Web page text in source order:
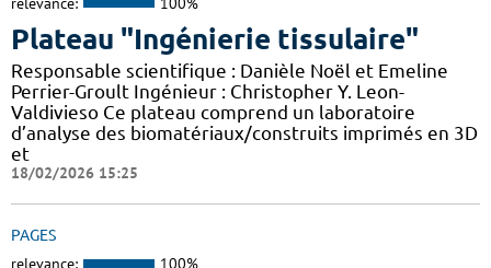
Plateau "Ingénierie tissulaire"
Responsable scientifique : Danièle Noël et Emeline
Perrier-Groult Ingénieur : Christopher Y. Leon-
Valdivieso Ce plateau comprend un laboratoire
d’analyse des biomatériaux/construits imprimés en 3D
et
18/02/2026 15:25
PAGES
relevance: 100%